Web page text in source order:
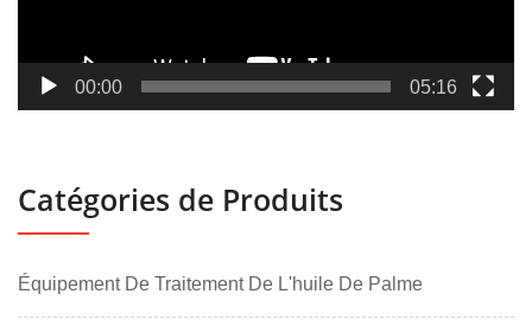
00:00 05:16
Catégories de Produits
Équipement De Traitement De L'huile De Palme